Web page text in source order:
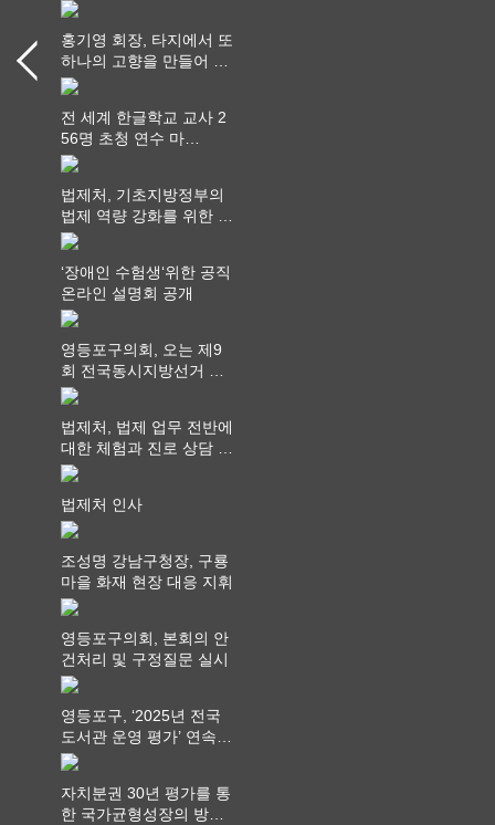
홍기영 회장, 타지에서 또
하나의 고향을 만들어 가
다
전 세계 한글학교 교사 2
56명 초청 연수 마
쳐...“수업은 더 깊게, 교
법제처, 기초지방정부의
법제 역량 강화를 위한 전
라권 현장설명회 개최
‘장애인 수험생‘위한 공직
온라인 설명회 공개
영등포구의회, 오는 제9
회 전국동시지방선거 ‧
"공직사회는 어느 때보다
를 지켜야 할 것"
법제처, 법제 업무 전반에
대한 체험과 진로 상담 기
회 제공
법제처 인사
조성명 강남구청장, 구룡
마을 화재 현장 대응 지휘
영등포구의회, 본회의 안
건처리 및 구정질문 실시
영등포구, ‘2025년 전국
도서관 운영 평가’ 연속
최고 영예 장관상에서 ‘대
자치분권 30년 평가를 통
한 국가균형성장의 방향